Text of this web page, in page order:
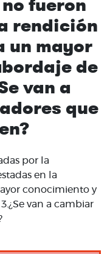
rendición
un mayor
de
van a
que
por la
en la
conocimiento y
van a cambiar